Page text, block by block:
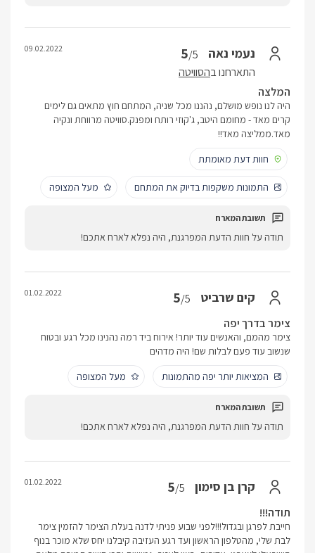
נעמי נאה 5/5
התארחנו בהסוויטה
09.02.2022
המלצה
היה לנו נופש מושלם, נהננו מכל שניה, המתחם חוץ מתאים גם לימים
קרים מאד - מחומם היטב, ג'קוזי רותח ומפנק.סוויטה מרווחת ונקיה
מאד.ממליצה מאד!!
חוות דעת מאומתת
התמונות משקפות בדיוק את המתחם מעל המצופה
תודה על חוות הדעת המפרגנת, היה נפלא לארח אתכם!
קים שרביט 5/5
01.02.2022
צימר בדרך יפה
צימר מהמם, והאנשים עוד יותר! אירוח ביד רמה נהנינו מכל רגע ובטוח
שנשוב עוד פעם לבלות שם! היה מדהים
המציאות יותר יפה מהתמונות
מעל המצופה
תודה על חוות הדעת המפרגנת, היה נפלא לארח אתכם!
קרן בן סימון 5/5
01.02.2022
תודה!!!
חייבת לפרגן ובגדול!!!לפני שבוע פניתי לדנה בעלת הצימר להזמין צימר
לבת שלי, מהטלפון הראשון ועד רגע העזיבה קיבלנו יחס שלא מוכר בנוף